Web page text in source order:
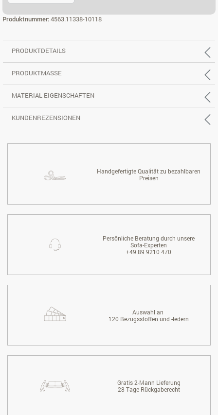
Produktnummer:4563.11338-10118
PRODUKTDETAILS
PRODUKTMASSE
MATERIAL EIGENSCHAFTEN
KUNDENREZENSIONEN
Handgefertigte Qualität zu bezahlbaren
Preisen
Persönliche Beratung durch unsere
Sofa-Experten
+49 89 9210 470
Auswahl an
120 Bezugsstoffen und -ledern
Gratis 2-Mann Lieferung
28 Tage Rückgaberecht